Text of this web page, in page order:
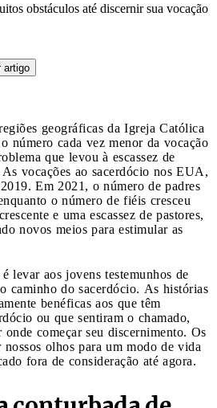
obstáculos até discernir sua vocação
artigo
geográficas da Igreja Católica
número cada vez menor da vocação
que levou à escassez de
vocações ao sacerdócio nos EUA,
Em 2021, o número de padres
o número de fiéis cresceu
e uma escassez de pastores,
novos meios para estimular as
levar aos jovens testemunhos de
caminho do sacerdócio. As histórias
benéficas aos que têm
ou que sentiram o chamado,
começar seu discernimento. Os
nossos olhos para um modo de vida
fora de consideração até agora.